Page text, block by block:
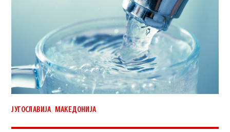
ЈУГОСЛАВИЈА МАКЕДОНИЈА